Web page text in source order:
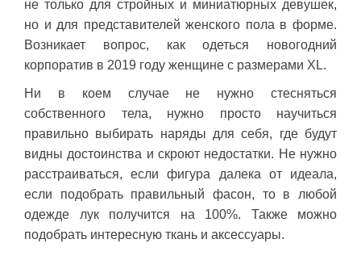
не только для стройных и миниатюрных девушек,
но и для представителей женского пола в форме.
Возникает вопрос, как одеться новогодний
корпоратив в 2019 году женщине с размерами XL.
Ни в коем случае не нужно стесняться
собственного тела, нужно просто научиться
правильно выбирать наряды для себя, где будут
видны достоинства и скроют недостатки. Не нужно
расстраиваться, если фигура далека от идеала,
если подобрать правильный фасон, то в любой
одежде лук получится на 100%. Также можно
подобрать интересную ткань и аксессуары.